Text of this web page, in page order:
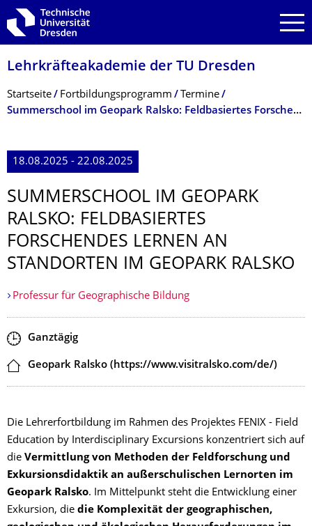
Zur Hauptnavigation springen
Zur Suche springen
Zum Inhalt springen
Lehrkräfteakademie der TU Dresden
Breadcrumb-Menü
Startseite Fortbildungs­programm
Termine
Summerschool im Geopark Ralsko: Feldbasiertes Forschendes Lernen an Standorten im Geopark Ralsko
18.08.2025 - 22.08.2025
SUMMERSCHOOL IM GEOPARK
RALSKO: FELDBASIERTES
FORSCHENDES LERNEN AN
STANDORTEN IM GEOPARK RALSKO
Professur für Geographische Bildung
Zeit
Ganztägig
Ort
Geopark Ralsko (https://www.visitralsko.com/de/)
Die Lehrerfortbildung im Rahmen des Projektes FENIX - Field
Education by Interdisciplinary Excursions konzentriert sich auf
die Vermittlung von Methoden der Feldforschung und
Exkursionsdidaktik an außerschulischen Lernorten im
Geopark Ralsko. Im Mittelpunkt steht die Entwicklung einer
Exkursion, die die Komplexität der geographischen,